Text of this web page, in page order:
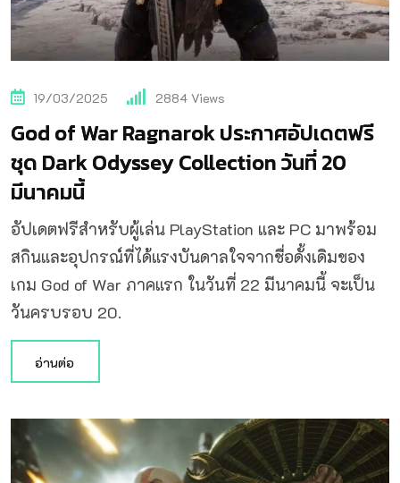
19/03/2025 2884 Views
God of War Ragnarok ประกาศอัปเดตฟรี
ชุด Dark Odyssey Collection วันที่ 20
มีนาคมนี้
อัปเดตฟรีสำหรับผู้เล่น PlayStation และ PC มาพร้อม
สกินและอุปกรณ์ที่ได้แรงบันดาลใจจากชื่อดั้งเดิมของ
เกม God of War ภาคแรก ในวันที่ 22 มีนาคมนี้ จะเป็น
วันครบรอบ 20.
อ่านต่อ